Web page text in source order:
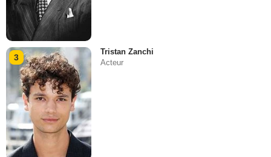
3
Tristan Zanchi
Acteur